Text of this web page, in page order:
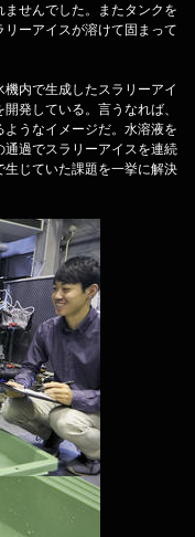
せんでした。またタンクを
ーアイスが溶けて固まって
内で生成したスラリーアイ
発している。言うなれば、
うなイメージだ。水溶液を
過でスラリーアイスを連続
生じていた課題を一挙に解決